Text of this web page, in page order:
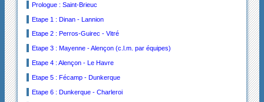
Prologue : Saint-Brieuc
Etape 1 : Dinan - Lannion
Etape 2 : Perros-Guirec - Vitré
Etape 3 : Mayenne - Alençon (c.l.m. par équipes)
Etape 4 : Alençon - Le Havre
Etape 5 : Fécamp - Dunkerque
Etape 6 : Dunkerque - Charleroi